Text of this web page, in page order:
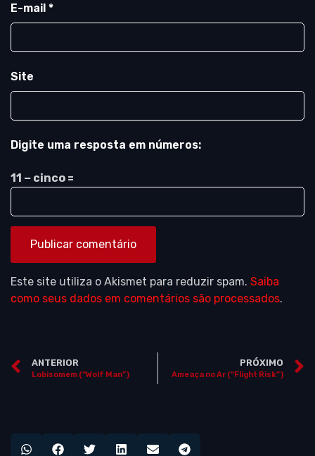
E-mail *
Site
Digite uma resposta em números:
11 − cinco =
Este site utiliza o Akismet para reduzir spam. Saiba
como seus dados em comentários são processados.
ANTERIOR
Lobisomem (“Wolf Man”)
PRÓXIMO
Ameaça no Ar (“Flight Risk”)